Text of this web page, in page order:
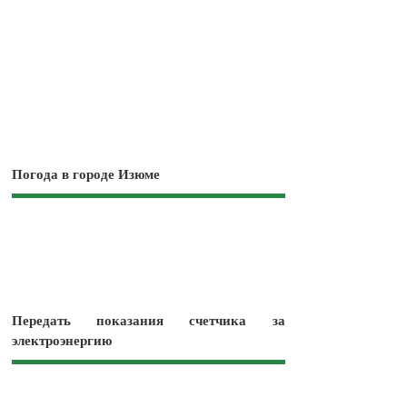
Погода в городе Изюме
Передать показания счетчика за
электроэнергию